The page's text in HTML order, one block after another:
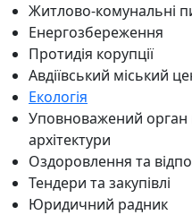
Житлово-комунальні
Енергозбереження
Протидія корупції
Авдіївський міський
Екологія
Уповноважений орган
архітектури
Оздоровлення та
Тендери та закупівлі
Юридичний радник